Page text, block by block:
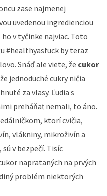
zase najmenej
uvedenou ingredienciou
v tyčinke najviac. Toto
#healthyasfuck by teraz
Snáď ale viete, že cukor
jednoduché cukry ničia
za vlasy. Ľudia s
preháňať nemali, to áno.
ktorí cvičia,
vlákniny, mikroživín a
v bezpečí. Tisíc
naprataných na prvých
problém niektorých